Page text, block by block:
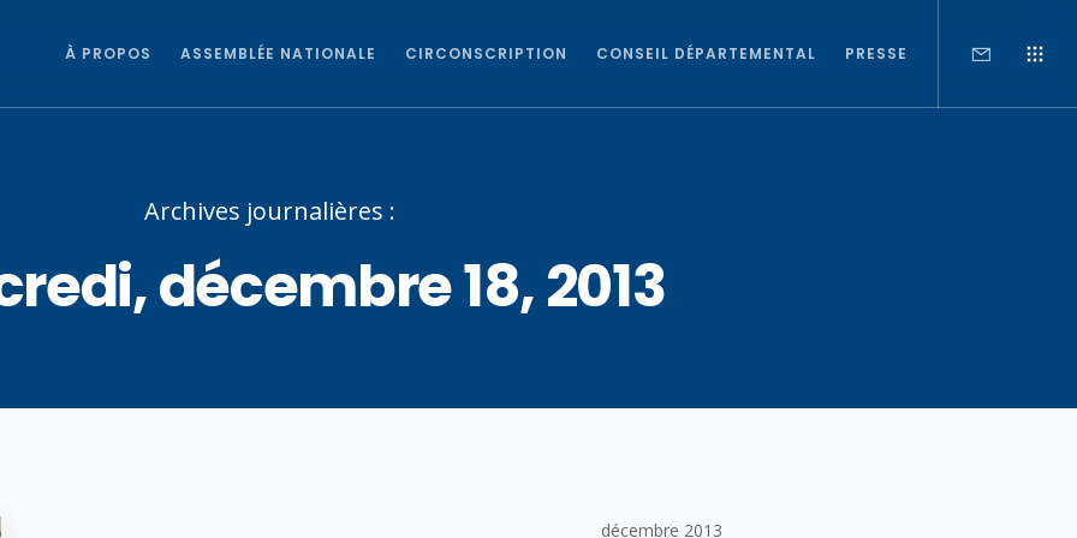
À PROPOS ASSEMBLÉE NATIONALE CIRCONSCRIPTION CONSEIL DÉPARTEMENTAL PRESSE
Archives journalières :
décembre 18, 2013
décembre 2013